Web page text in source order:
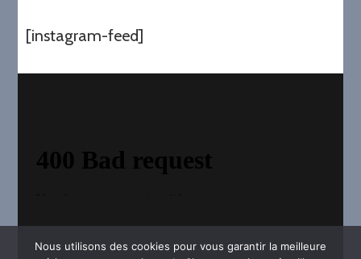
[instagram-feed]
Nous utilisons des cookies pour vous garantir la meilleure